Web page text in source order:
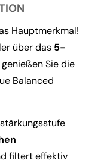
Hauptmerkmal!
über das 5-
Sie die
Balanced
filtert effektiv